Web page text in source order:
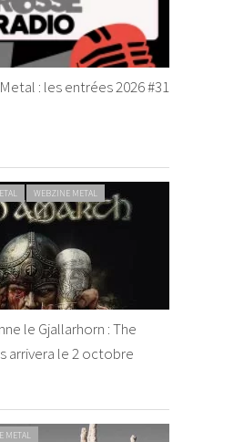
: les entrées 2026 #31
WEBZINE METAL
le Gjallarhorn : The
arrivera le 2 octobre
METAL